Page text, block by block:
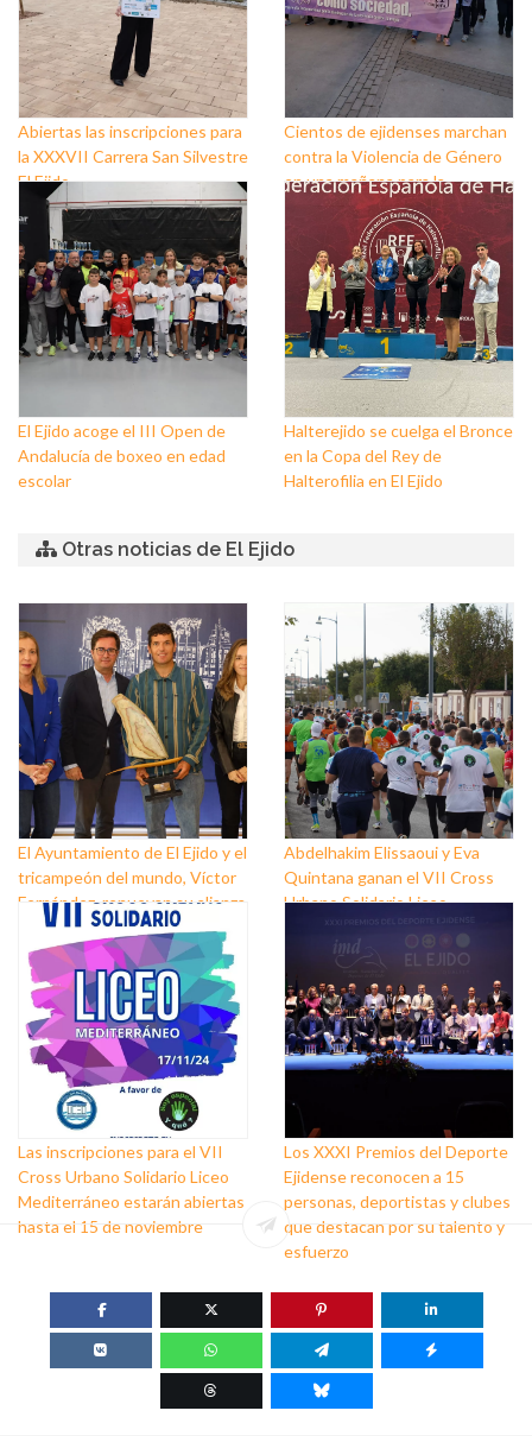
Abiertas las inscripciones para
la XXXVII Carrera San Silvestre
El Ejido
Cientos de ejidenses marchan
contra la Violencia de Género
en una mañana para la
reivindicación y la
concienciación
El Ejido acoge el III Open de
Andalucía de boxeo en edad
escolar
Halterejido se cuelga el Bronce
en la Copa del Rey de
Halterofilia en El Ejido
Otras noticias de El Ejido
El Ayuntamiento de El Ejido y el
tricampeón del mundo, Víctor
Fernández, renuevan su alianza
para seguir promocionando las
bondades del municipio por el
mundo
Abdelhakim Elissaoui y Eva
Quintana ganan el VII Cross
Urbano Solidario Liceo
Mediterráneo
Las inscripciones para el VII
Cross Urbano Solidario Liceo
Mediterráneo estarán abiertas
hasta el 15 de noviembre
Los XXXI Premios del Deporte
Ejidense reconocen a 15
personas, deportistas y clubes
que destacan por su talento y
esfuerzo